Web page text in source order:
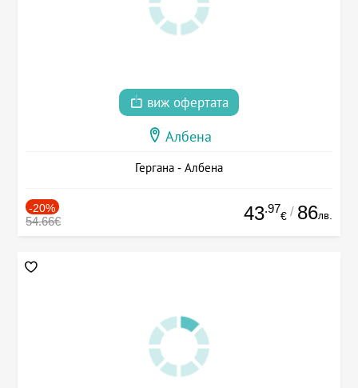
виж офертата
Албена
Гергана - Албена
-20%
54.66€ 43.97
€ / 86лв.